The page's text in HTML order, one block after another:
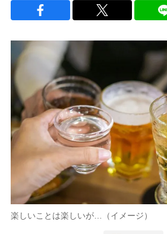
楽しいことは楽しいが…（イメージ）